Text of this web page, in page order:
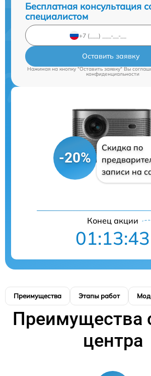
Бесплатная консультация
специалистом
Оставить заявку
Нажимая на кнопку "Оставить заявку" Вы
конфиденциальности
-20%
Скидка по
записи на
Конец акции
01:13:42
Преимущества Этапы работ
Преимущества
центра